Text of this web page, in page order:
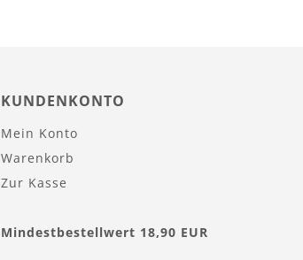
KUNDENKONTO
Mein Konto
Warenkorb
Zur Kasse
Mindestbestellwert 18,90 EUR